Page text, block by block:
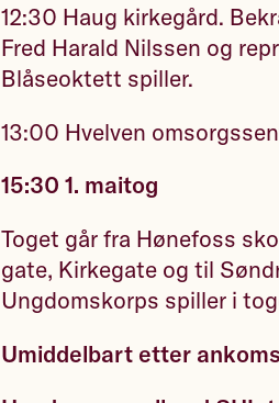
12:30 Haug kirkegård.
Fred Harald Nilssen og
Blåseoktett spiller.
13:00 Hvelven
15:30 1. maitog
Toget går fra Hønefoss
gate, Kirkegate og til
Ungdomskorps spiller i
Umiddelbart etter